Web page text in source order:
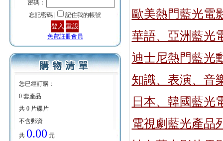
密碼：
忘記密碼 |
記住我的帳號
免費註冊會員
您已經訂購：
0 套產品
共 0 片碟片
不含郵資
共 0.00 元
歐美熱門藍光電
華語、亞洲藍光
迪士尼熱門藍光
知識、表演、音
日本、韓國藍光
電視劇藍光產品